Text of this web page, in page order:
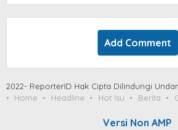
Add Comment
2022- ReporterID Hak Cipta Dilindungi
Home
Headline Hot Isu Berita
Versi Non AMP